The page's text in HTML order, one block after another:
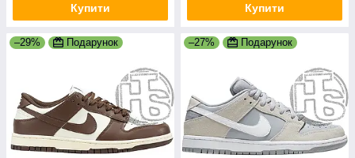
Купити Купити
–29% Подарунок –27% Подарунок